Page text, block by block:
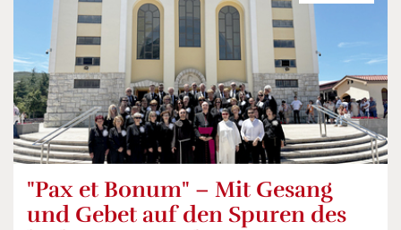
"Pax et Bonum" – Mit Gesang
und Gebet auf den Spuren des